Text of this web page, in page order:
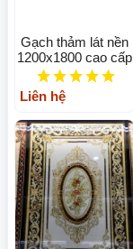
Gạch thảm lát nền
1200x1800 cao cấp
Liên hệ